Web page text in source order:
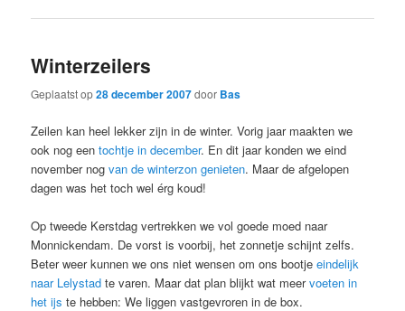
Winterzeilers
Geplaatst op28 december 2007door Bas
Zeilen kan heel lekker zijn in de winter. Vorig jaar maakten we
ook nog eentochtje in december. En dit jaar konden we eind
november nogvan de winterzon genieten. Maar de afgelopen
dagen was het toch wel érg koud!
Op tweede Kerstdag vertrekken we vol goede moed naar
Monnickendam. De vorst is voorbij, het zonnetje schijnt zelfs.
Beter weer kunnen we ons niet wensen om ons bootjeeindelijk
naar Lelystad te varen. Maar dat plan blijkt wat meervoeten in
het ijs te hebben: We liggen vastgevroren in de box.